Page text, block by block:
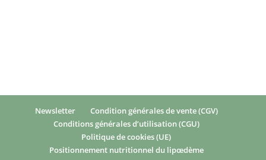
Newsletter
Condition générales de vente (CGV)
Conditions générales d’utilisation (CGU)
Politique de cookies (UE)
Positionnement nutritionnel du lipœdème